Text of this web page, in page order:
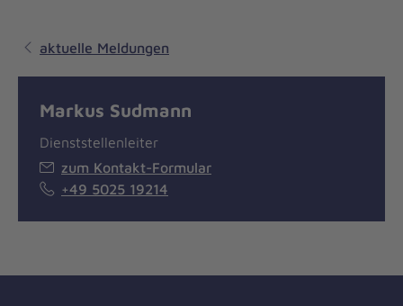
aktuelle Meldungen
Markus Sudmann
Dienststellenleiter
zum Kontakt-Formular
+49 5025 19214